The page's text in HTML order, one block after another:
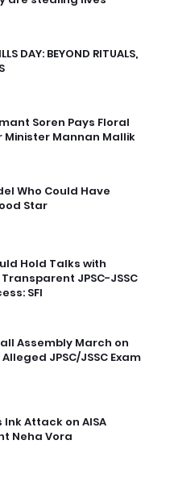
DAY: BEYOND RITUALS,
Soren Pays Floral
Minister Mannan Mallik
Who Could Have
Star
Hold Talks with
JPSC-JSSC
SFI
Assembly March on
JPSC/JSSC Exam
Ink Attack on AISA
Neha Vora